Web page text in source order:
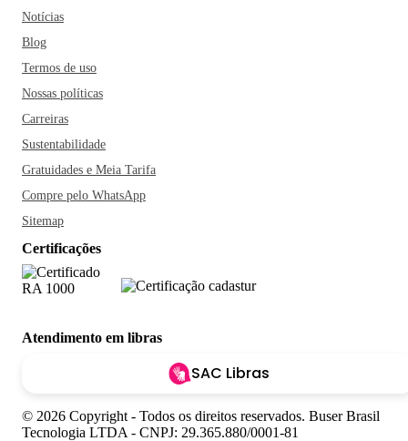
Notícias
Blog
Termos de uso
Nossas políticas
Carreiras
Sustentabilidade
Gratuidades e Meia Tarifa
Compre pelo WhatsApp
Sitemap
Certificações
Atendimento em libras
SAC Libras
© 2026 Copyright - Todos os direitos reservados. Buser Brasil
Tecnologia LTDA - CNPJ: 29.365.880/0001-81